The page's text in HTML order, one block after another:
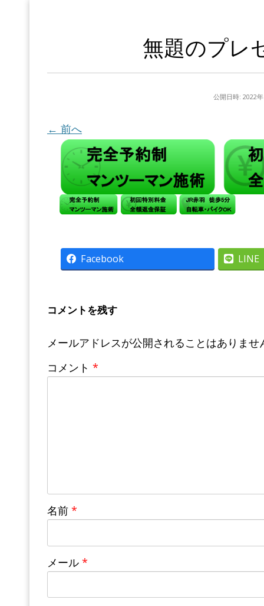
無題のプレ
公開日時: 2022
← 前へ
Facebook LINE
コメントを残す
メールアドレスが公開されることはありませ
コメント *
名前 *
メール *